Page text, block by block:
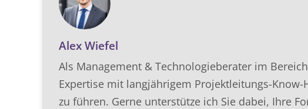
Alex Wiefel
Als Management & Technologieberater im
Expertise mit langjährigem Projektleitungs-
zu führen. Gerne unterstütze ich Sie dabei, Ihre